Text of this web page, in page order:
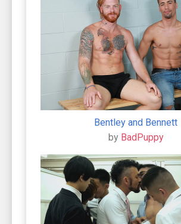
Bentley and Bennett
by BadPuppy